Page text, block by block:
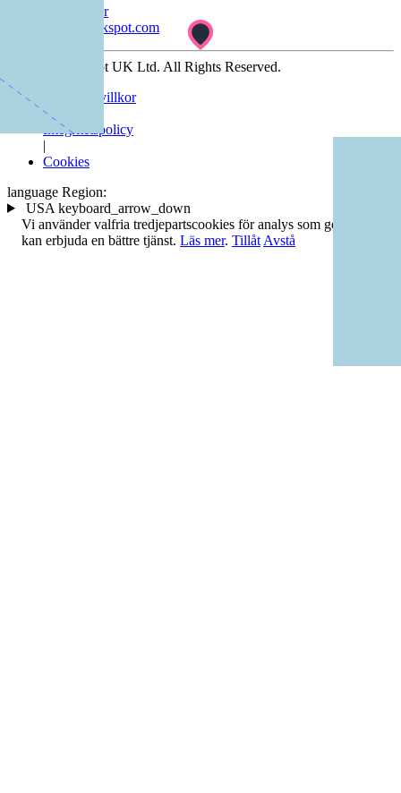
Hjälpcenter
help@dockspot.com
© 2026 Dockspot UK Ltd. All Rights Reserved.
Användarvillkor
|
Integritetspolicy
|
Cookies
language Region:
USA keyboard_arrow_down
Vi använder valfria tredjepartscookies för analys som gör att vi
kan erbjuda en bättre tjänst. Läs mer. Tillåt Avstå